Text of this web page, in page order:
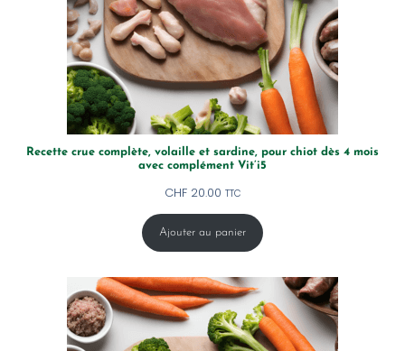
Recette crue complète, volaille et sardine, pour chiot dès 4 mois
avec complément Vit’i5
CHF20.00 TTC
Ajouter au panier